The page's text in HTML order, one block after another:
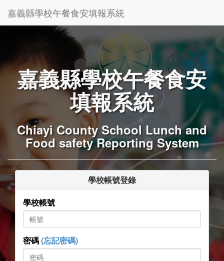
嘉義縣學校午餐食安填報系統
嘉義縣學校午餐食安
填報系統
Chiayi County School Lunch and
Food safety Reporting System
學校帳號登錄
學校帳號
密碼(忘記密碼)